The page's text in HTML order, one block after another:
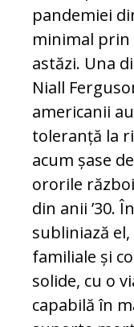
pandemiei
minimal prin
astăzi. Una
Niall
americanii
toleranță la
acum șase
ororile
din anii ’30.
subliniază
familiale și
solide, cu o
capabilă în